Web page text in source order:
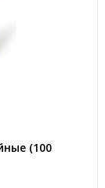
(100